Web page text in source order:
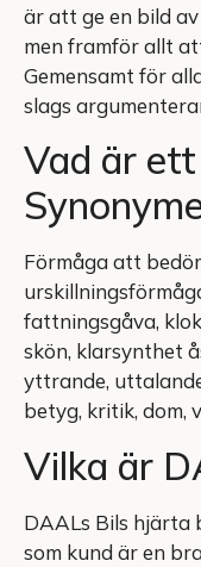
är att ge en bild
men framför allt
Gemensamt för
slags
Vad är
Förmåga att
fattningsgåva,
skön, klarsynthet
yttrande,
betyg, kritik, dom,
Vilka är
DAALs Bils hjärta
som kund är en